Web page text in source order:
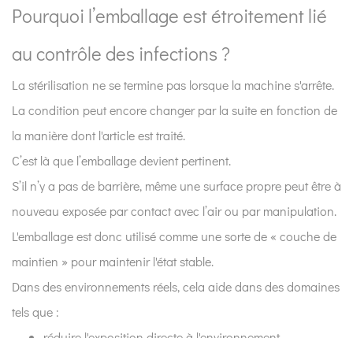
la
structure
à
lors
de
son
utilisation
?
Comment
le
scellement
devient-
il
Pourquoi l’emballage est étroitement lié
au contrôle des infections ?
La stérilisation ne se termine pas lorsque la machine s'arrête.
La condition peut encore changer par la suite en fonction de
la manière dont l'article est traité.
C’est là que l’emballage devient pertinent.
S’il n’y a pas de barrière, même une surface propre peut être à
nouveau exposée par contact avec l’air ou par manipulation.
L'emballage est donc utilisé comme une sorte de « couche de
maintien » pour maintenir l'état stable.
Dans des environnements réels, cela aide dans des domaines
tels que :